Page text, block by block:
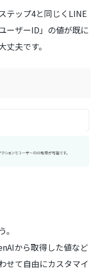
テップ4と同じくLINE
ーザーID」の値が既に
夫です。
から取得した値など
せて自由にカスタマイ